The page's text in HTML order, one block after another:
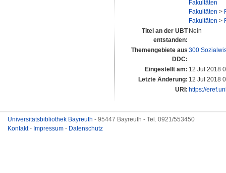
Fakultäten
Fakultäten >
Fakultäten >
Titel an der UBT
entstanden:
Nein
Themengebiete aus
DDC:
300
Eingestellt am: 12 Jul 2018
Letzte Änderung: 12 Jul 2018
URI: https://
Universitätsbibliothek Bayreuth - 95447 Bayreuth - Tel. 0921/553450
Kontakt- Impressum - Datenschutz